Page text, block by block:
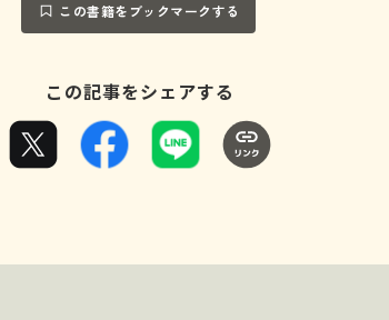
この書籍をブックマークする
この記事をシェアする